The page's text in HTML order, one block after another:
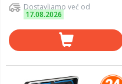
Dostavljamo već od
17.08.2026